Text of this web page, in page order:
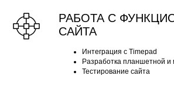
РАБОТА С
САЙТА
Интеграция с Timepad
Разработка планшетной и
Тестирование сайта